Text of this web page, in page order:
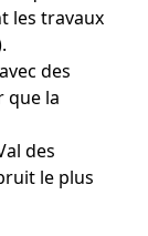
les travaux
des
que la
des
le plus